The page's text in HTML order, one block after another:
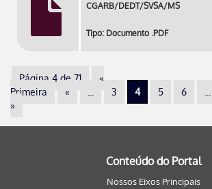
CGARB/DEDT/SVSA/MS
Tipo: Documento .PDF
Página 4 de 71
«
Primeira
« 3 4 5 6
»
Conteúdo do Portal
Nossos Eixos Principais